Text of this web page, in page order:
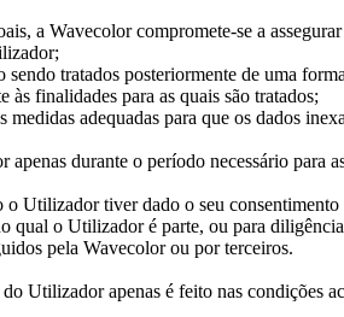
a Wavecolor compromete-se a
tratados posteriormente de uma
finalidades para as quais são tratados;
adequadas para que os dados
durante o período necessário para
Utilizador tiver dado o seu
qual o Utilizador é parte, ou para
pela Wavecolor ou por terceiros.
Utilizador apenas é feito nas condições